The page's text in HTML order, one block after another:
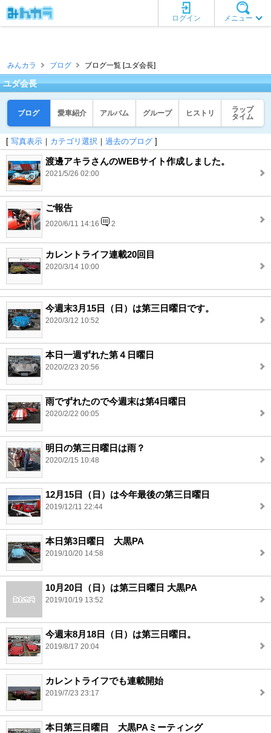
メニュー
ログイン
みんカラ ブログ ブログ一覧 [ユダ会長]
ユダ会長
ブログ 愛車紹介 アルバム グループ ヒストリ
ラップ
タイム
[ 写真表示 ｜ カテゴリ選択 ｜ 過去のブログ ]
渡邊アキラさんのWEBサイト作成しました。
2021/5/26 02:00
ご報告
2020/6/11 14:16 2
カレントライフ連載20回目
2020/3/14 10:00
今週末3月15日（日）は第三日曜日です。
2020/3/12 10:52
本日一週ずれた第４日曜日
2020/2/23 20:56
雨でずれたので今週末は第4日曜日
2020/2/22 00:05
明日の第三日曜日は雨？
2020/2/15 10:48
12月15日（日）は今年最後の第三日曜日
2019/12/11 22:44
本日第3日曜日 大黒PA
2019/10/20 14:58
10月20日（日）は第三日曜日 大黒PA
2019/10/19 13:52
今週末8月18日（日）は第三日曜日。
2019/8/17 20:04
カレントライフでも連載開始
2019/7/23 23:17
本日第三日曜日 大黒PAミーティング